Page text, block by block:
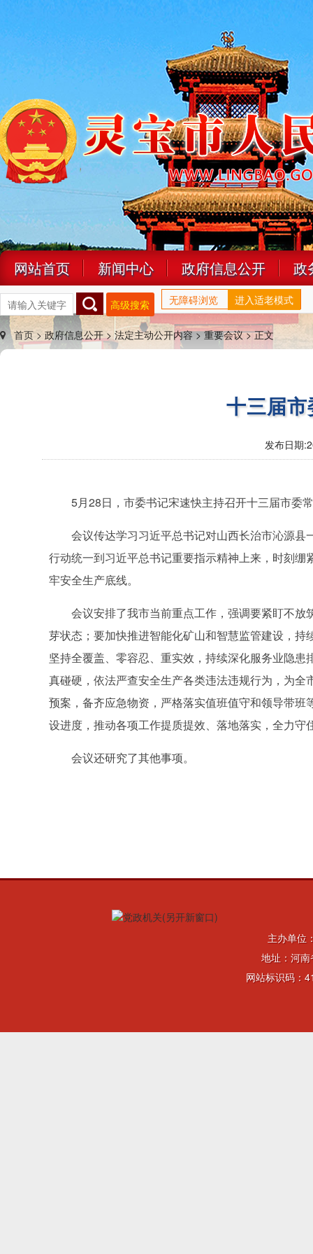
网站首页 新闻中心 政府信息公开 政
高级搜索 无障碍浏览 进入适老模式
首页 > 政府信息公开 >法定主动公开内容 >重要会议 >正文
十三届市
发布日期:
5月28日，市委书记宋速快主持召开十三届市委
会议传达学习习近平总书记对山西长治市沁源
行动统一到习近平总书记重要指示精神上来，时刻绷
牢安全生产底线。
会议安排了我市当前重点工作，强调要紧盯不
芽状态；要加快推进智能化矿山和智慧监管建设，
坚持全覆盖、零容忍、重实效，持续深化服务业隐
真碰硬，依法严查安全生产各类违法违规行为，为
预案，备齐应急物资，严格落实值班值守和领导带
设进度，推动各项工作提质提效、落地落实，全力
会议还研究了其他事项。
主办单位
地址：河
网站标识码